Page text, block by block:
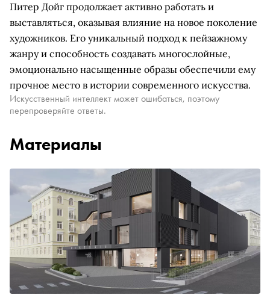
Питер Дойг продолжает активно работать и
выставляться, оказывая влияние на новое поколение
художников. Его уникальный подход к пейзажному
жанру и способность создавать многослойные,
эмоционально насыщенные образы обеспечили ему
прочное место в истории современного искусства.
Искусственный интеллект может ошибаться, поэтому
перепроверяйте ответы.
Материалы